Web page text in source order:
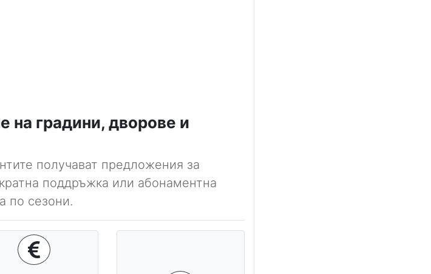
на градини, дворове и
получават предложения за
поддръжка или абонаментна
по сезони.